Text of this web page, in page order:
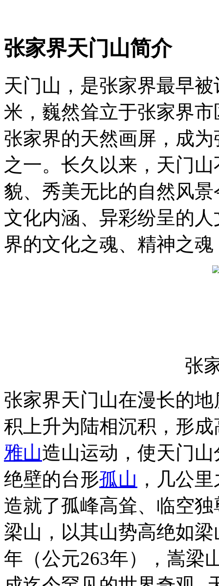
张家界天门山简介
天门山，是张家界最早
米，巍然耸立于张家界
张家界的天然画屏，成
之一。长久以来，天门
貌、秀美无比的自然风
文化内涵、异彩纷呈的
界的文化之魂、精神之
张
张家界天门山在漫长的
积上升为陆相沉积，形
雅山造山运动，使天门
绝壁的台形孤山 ，几公
造就了孤峰高耸、临空
梁山，以其山势高绝如
年（公元263年），嵩梁